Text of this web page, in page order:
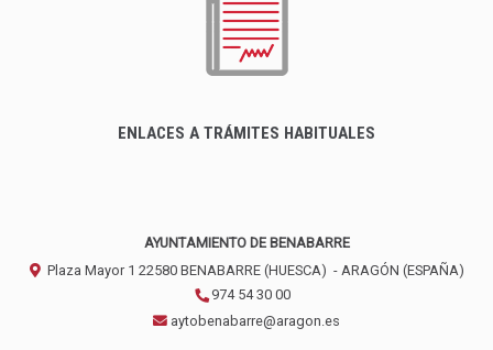
ENLACES A TRÁMITES HABITUALES
AYUNTAMIENTO DE BENABARRE
Plaza Mayor 1 22580 BENABARRE (HUESCA) - ARAGÓN (ESPAÑA)
974 54 30 00
aytobenabarre@aragon.es